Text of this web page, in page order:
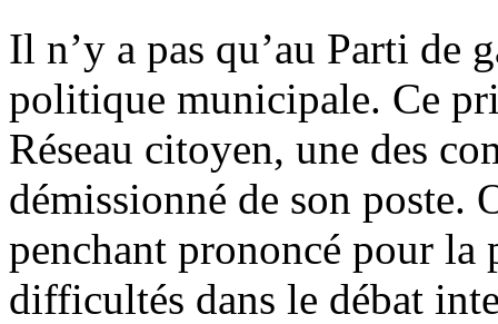
Il n’y a pas qu’au Parti de
politique municipale. Ce
Réseau citoyen, une des
démissionné de son poste.
penchant prononcé pour la
difficultés dans le débat